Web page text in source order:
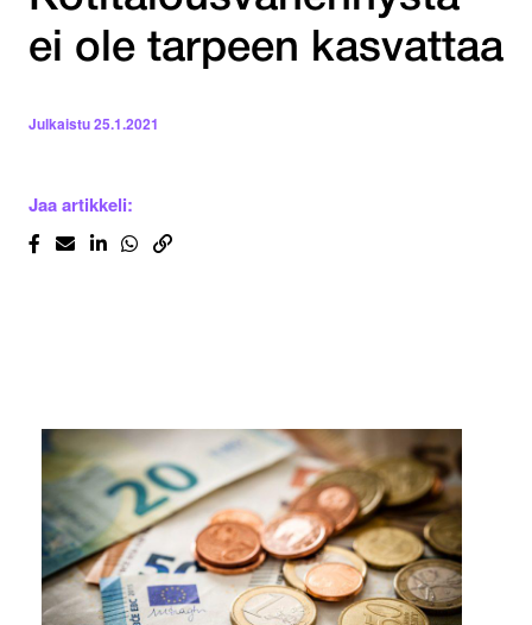
ei ole tarpeen kasvattaa
Julkaistu25.1.2021
Jaa artikkeli: